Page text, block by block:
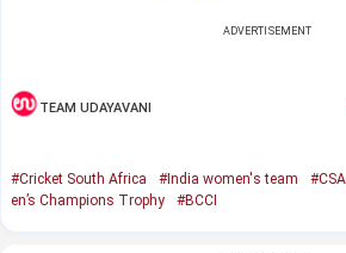
ADVERTISEMENT
TEAM UDAYAVANI
#Cricket South Africa #India women's team #CSA
en’s Champions Trophy
#BCCI